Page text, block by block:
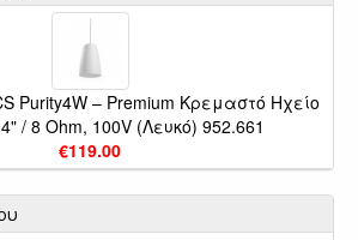
Purity4W – Premium Κρεμαστό Ηχείο
/ 8 Ohm, 100V (Λευκό) 952.661
€119.00